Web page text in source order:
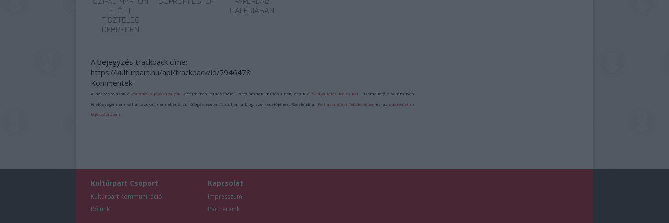
ELŐTT
TISZTELEG
DEBRECEN
GALÉRIÁBAN
A bejegyzés trackback címe:
https://kulturpart.hu/api/trackback/id/7946478
Kommentek:
A hozzászólások avonatkozó jogszabályok értelmében felhasználói tartalomnak minősülnek, értük a szolgáltatás technikai üzemeltetője semmilyen
felelősséget nem vállal, azokat nem ellenőrzi. Kifogás esetén forduljon a blog szerkesztőjéhez. Részletek a Felhasználási feltételekben és azadatvédelmi
tájékoztatóban
Kultúrpart Csoport
Kultúrpart Kommunikáció
Rólunk
Kapcsolat
Impresszum
Partnereink